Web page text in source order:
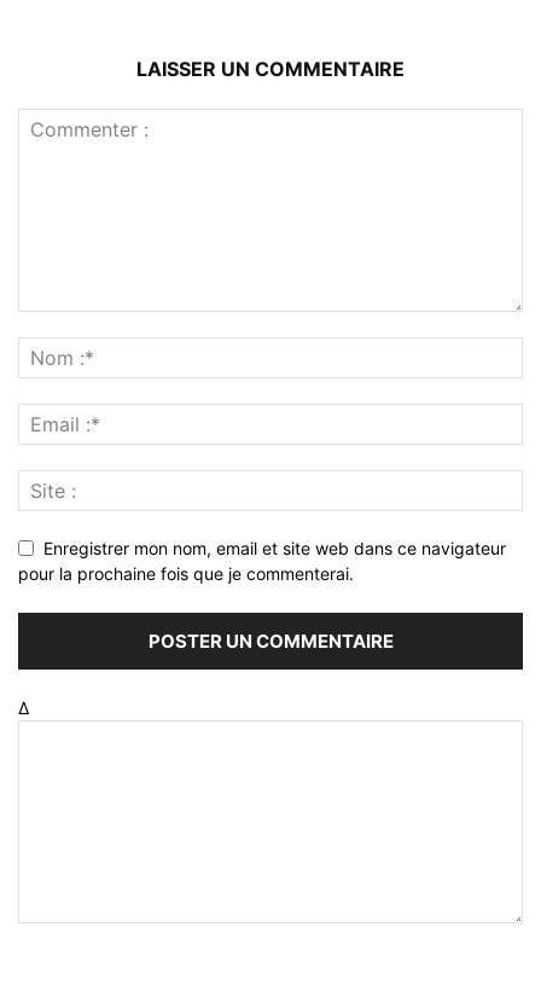
LAISSER UN COMMENTAIRE
Enregistrer mon nom, email et site web dans ce navigateur
pour la prochaine fois que je commenterai.
Δ